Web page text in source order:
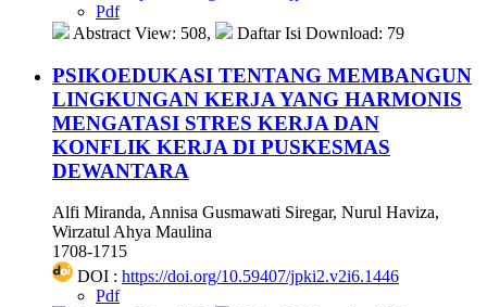
Pdf
Abstract View: 508,
Daftar Isi Download: 79
PSIKOEDUKASI TENTANG MEMBANGUN
LINGKUNGAN KERJA YANG HARMONIS
MENGATASI STRES KERJA DAN
KONFLIK KERJA DI PUSKESMAS
DEWANTARA
Alfi Miranda, Annisa Gusmawati Siregar, Nurul Haviza,
Wirzatul Ahya Maulina
1708-1715
DOI : https://doi.org/10.59407/jpki2.v2i6.1446
Pdf